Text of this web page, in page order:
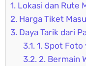
1. Lokasi dan Rute
2. Harga Tiket
3. Daya Tarik dari
3.1.1. Spot Foto
3.2.2. Bermain